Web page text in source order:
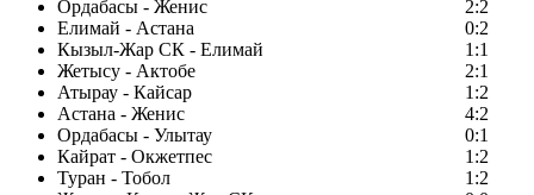
Ордабасы - Женис
2:2
Елимай - Астана
0:2
Кызыл-Жар СК - Елимай
1:1
Жетысу - Актобе
2:1
Атырау - Кайсар
1:2
Астана - Женис
4:2
Ордабасы - Улытау
0:1
Кайрат - Окжетпес
1:2
Туран - Тобол
1:2